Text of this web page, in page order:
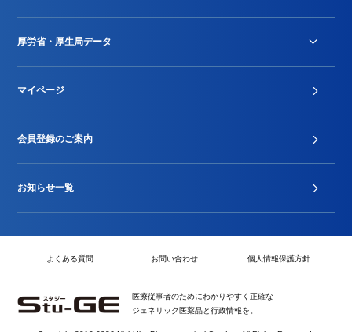
Stu-GEレポート
厚労省・厚生局データ
2024年度新設項目届出状況
マイページ
会員登録のご案内
お知らせ一覧
よくある質問 お問い合わせ 個人情報保護方針
医療従事者のためにわかりやすく正確な
ジェネリック医薬品と行政情報を。